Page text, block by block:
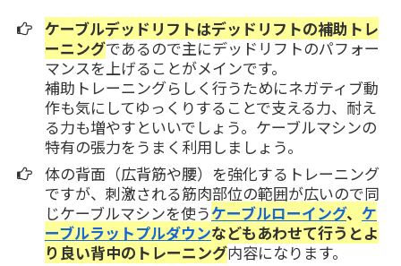
ケーブルデッドリフトはデッドリフトの補助トレ
ーニングであるので主にデッドリフトのパフォー
マンスを上げることがメインです。
補助トレーニングらしく行うためにネガティブ動
作も気にしてゆっくりすることで支える力、耐え
る力も増やすといいでしょう。ケーブルマシンの
特有の張力をうまく利用しましょう。
体の背面（広背筋や腰）を強化するトレーニング
ですが、刺激される筋肉部位の範囲が広いので同
じケーブルマシンを使うケーブルローイング、 ケ
ーブルラットプルダウンなどもあわせて行うとよ
り良い背中のトレーニング内容になります。